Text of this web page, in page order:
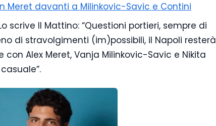
Meret davanti a Milinkovic-Savic e Contini
scrive Il Mattino: “Questioni portieri, sempre di
di stravolgimenti (im)possibili, il Napoli resterà
Alex Meret, Vanja Milinkovic-Savic e Nikita